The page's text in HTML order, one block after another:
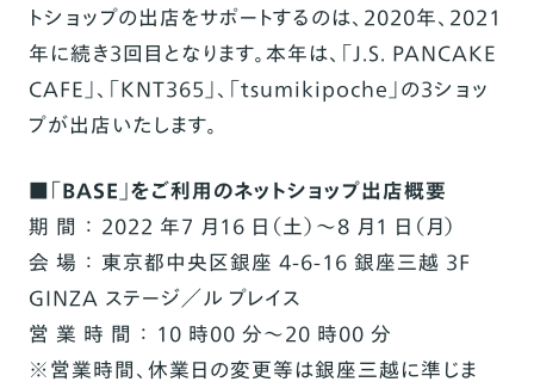
トショップの出店をサポートするのは、 2020年、 2021
年に続き3回目となります。本年は、「J.S. PANCAKE
CAFE 」、「KNT365 」、「tsumikipoche 」の3ショッ
プが出店いたします。
■「BASE 」をご利用のネットショップ出店概要
期 間 ： 2022 年7 月16 日（土）～8 月1 日（月）
会 場 ： 東京都中央区銀座 4-6-16 銀座三越 3F
GINZA ステージ／ル プレイス
営 業 時 間 ： 10 時00 分～20 時00 分
※営業時間、休業日の変更等は銀座三越に準じま